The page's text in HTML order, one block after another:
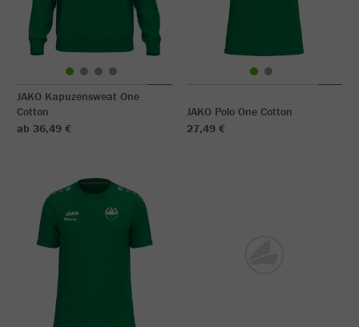
JAKO Kapuzensweat One
Cotton
ab 36,49 €
JAKO Polo One Cotton
27,49 €